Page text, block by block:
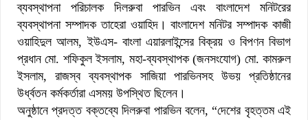
ব্যবস্থাপনা পরিচালক দিলরুবা পারভিন এবং বাংলাদেশ মনিটরের
ব্যবস্থাপনা সম্পাদক তাহেরা ওয়াহিদ। বাংলাদেশ মনিটর সম্পাদক কাজী
ওয়াহিদুল আলম, ইউএস- বাংলা এয়ারলাইন্সের বিক্রয় ও বিপণন বিভাগ
প্রধান মো. শফিকুল ইসলাম, মহা-ব্যবস্থাপক (জনসংযোগ) মো. কামরুল
ইসলাম, রাজস্ব ব্যবস্থাপক সাজিয়া পারভিনসহ উভয় প্রতিষ্ঠানের
উর্ধ্বতন কর্মকর্তারা এসময় উপস্থিত ছিলেন।
অনুষ্ঠানে প্রদত্ত বক্তব্যে দিলরুবা পারভিন বলেন, “দেশের বৃহত্তম এই